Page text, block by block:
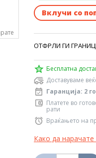
Вклучи со
ОТФРЛИ ГИ
Бесплатна
Доставуваме
Гаранција: 2
Платете во
рати
Враќањето на
Како да нарачате